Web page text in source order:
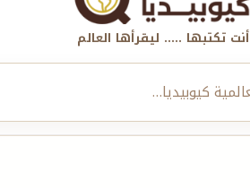
أنت تكتبها ..... ليقرأها العالم